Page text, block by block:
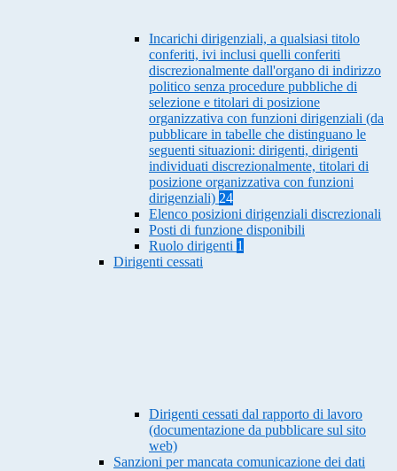
Incarichi dirigenziali, a qualsiasi titolo
conferiti, ivi inclusi quelli conferiti
discrezionalmente dall'organo di indirizzo
politico senza procedure pubbliche di
selezione e titolari di posizione
organizzativa con funzioni dirigenziali (da
pubblicare in tabelle che distinguano le
seguenti situazioni: dirigenti, dirigenti
individuati discrezionalmente, titolari di
posizione organizzativa con funzioni
dirigenziali) 24
Elenco posizioni dirigenziali discrezionali
Posti di funzione disponibili
Ruolo dirigenti 1
Dirigenti cessati
Dirigenti cessati dal rapporto di lavoro
(documentazione da pubblicare sul sito
web)
Sanzioni per mancata comunicazione dei dati